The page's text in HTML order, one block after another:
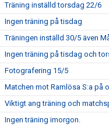
Träning inställd torsdag 22/6
Ingen träning på tisdag
Träningen inställd 30/5 även
Ingen träning på tisdag och
Fotografering 15/5
Matchen mot Ramlösa S:a på
Viktigt ang träning och
Ingen träning imorgon.